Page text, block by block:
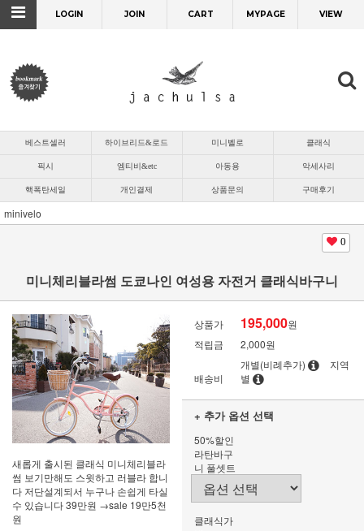
LOGIN JOIN CART MYPAGE VIEW
베스트셀러 하이브리드&로드 미니벨로 클래식
픽시 엠티비&etc 아동용 악세사리
핵폭탄세일 개인결제 상품문의 구매후기
minivelo
0
미니체리블라썸 도쿄나인 여성용 자전거 클래식바구니
새롭게 출시된 클래식 미니체리블라
썸 보기만해도 스윗하고 러블라 합니
다 저단설계되서 누구나 손쉽게 타실
수 있습니다 39만원 →sale 19만5천
원
상품가 195,000원
적립금
2,000원
배송비
개별(비례추가)
지역
별
+ 추가 옵션 선택
50%할인
라탄바구
니 풀셋트
클래식가